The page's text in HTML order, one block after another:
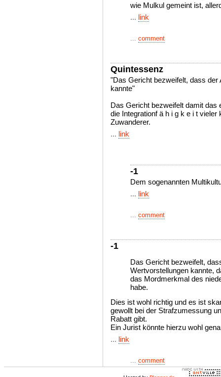
wie Mulkul gemeint ist,
... link
... comment
Quintessenz
"Das Gericht bezweifelt, dass
kannte"
Das Gericht bezweifelt damit
die Integrationf ä h i g k e i t
Zuwanderer.
... link
-1
Dem sogenannten
... link
... comment
-1
Das Gericht bezweifelt,
Wertvorstellungen kannte,
das Mordmerkmal des
habe.
Dies ist wohl richtig und es ist
gewollt bei der Strafzumessung
Rabatt gibt.
Ein Jurist könnte hierzu wohl
... link
... comment